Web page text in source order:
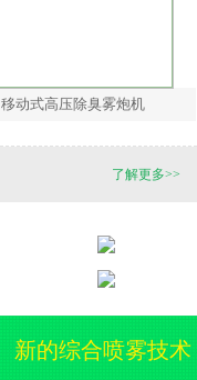
移动式高压除臭雾炮机
了解更多>>
新的综合喷雾技术